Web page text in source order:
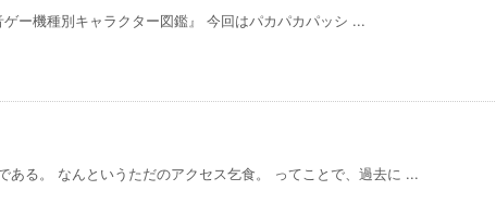
ー機種別キャラクター図鑑』 今回はパカパカパッシ ...
ある。 なんというただのアクセス乞食。 ってことで、過去に ...